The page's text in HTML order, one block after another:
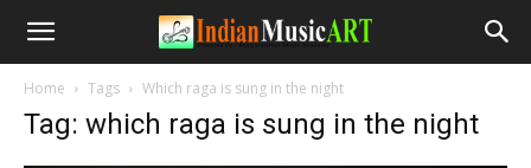
Home Tags Which raga is sung in the night
Tag: which raga is sung in the night